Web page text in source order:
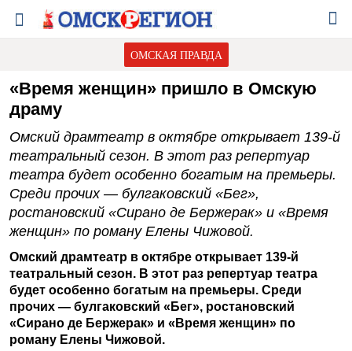
ОМСКАЯ ПРАВДА
«Время женщин» пришло в Омскую
драму
Омский драмтеатр в октябре открывает 139-й
театральный сезон. В этот раз репертуар
театра будет особенно богатым на премьеры.
Среди прочих — булгаковский «Бег»,
ростановский «Сирано де Бержерак» и «Время
женщин» по роману Елены Чижовой.
Омский драмтеатр в октябре открывает 139-й
театральный сезон. В этот раз репертуар театра
будет особенно богатым на премьеры. Среди
прочих — булгаковский «Бег», ростановский
«Сирано де Бержерак» и «Время женщин» по
роману Елены Чижовой.